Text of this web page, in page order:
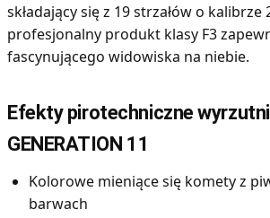
składający się z 19 strzałów o kalibrze
profesjonalny produkt klasy F3
fascynującego widowiska na niebie.
Efekty pirotechniczne wyrzutni
GENERATION 11
Kolorowe mieniące się komety z
barwach